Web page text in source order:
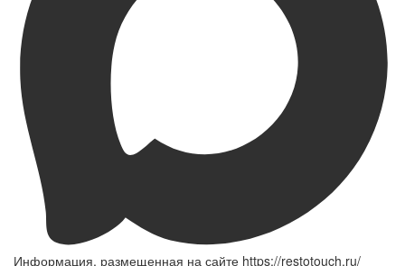
Информация, размещенная на сайте https://restotouch.ru/